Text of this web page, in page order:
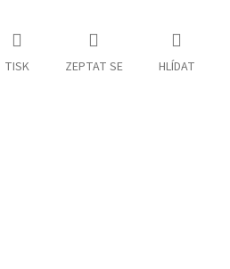
TISK ZEPTAT SE HLÍDAT